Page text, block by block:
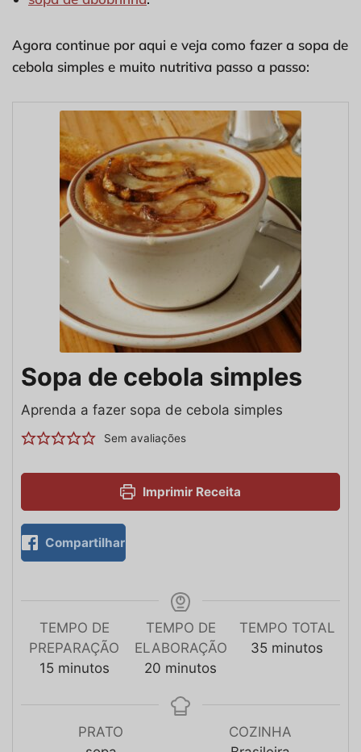
Agora continue por aqui e veja como fazer a sopa de
cebola simples e muito nutritiva passo a passo:
Sopa de cebola simples
Aprenda a fazer sopa de cebola simples
Sem avaliações
Imprimir Receita
Compartilhar
TEMPO DE
PREPARAÇÃO
15 minutos
TEMPO DE
ELABORAÇÃO
20 minutos
TEMPO TOTAL
35 minutos
PRATO
COZINHA